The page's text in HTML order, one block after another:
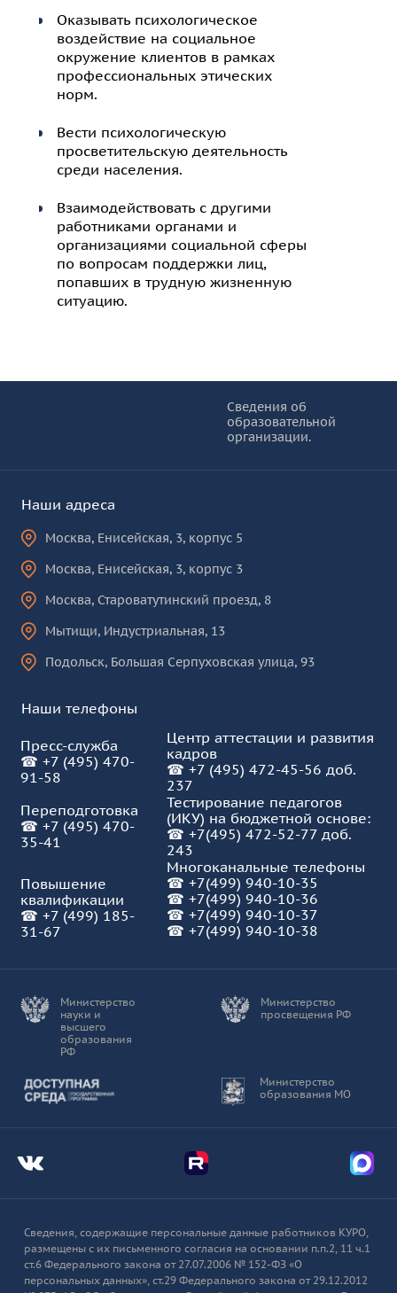
Оказывать психологическое
воздействие на социальное
окружение клиентов в рамках
профессиональных этических
норм.
Вести психологическую
просветительскую деятельность
среди населения.
Взаимодействовать с другими
работниками органами и
организациями социальной сферы
по вопросам поддержки лиц,
попавших в трудную жизненную
ситуацию.
Сведения об
образовательной
организации.
Наши адреса
Москва, Енисейская, 3, корпус 5
Москва, Енисейская, 3, корпус 3
Москва, Староватутинский проезд, 8
Мытищи, Индустриальная, 13
Подольск, Большая Серпуховская улица, 93
Наши телефоны
Пресс-служба
☎ +7 (495) 470-
91-58
Центр аттестации и развития
кадров
☎ +7 (495) 472-45-56 доб.
237
Переподготовка
☎ +7 (495) 470-
35-41
Тестирование педагогов
(ИКУ) на бюджетной основе:
☎ +7(495) 472-52-77 доб.
243
Многоканальные телефоны
☎ +7(499) 940-10-35
☎ +7(499) 940-10-36
☎ +7(499) 940-10-37
☎ +7(499) 940-10-38
Повышение
квалификации
☎ +7 (499) 185-
31-67
Министерство
науки и
высшего
образования
РФ
Министерство
просвещения РФ
Министерство
образования МО
Доступная среда
Мы во Вконтакте Мы в Telegram Мы в
Сведения, содержащие персональные данные работников КУРО,
размещены с их письменного согласия на основании п.п.2, 11 ч.1
ст.6 Федерального закона от 27.07.2006 № 152-ФЗ «О
персональных данных», ст.29 Федерального закона от 29.12.2012